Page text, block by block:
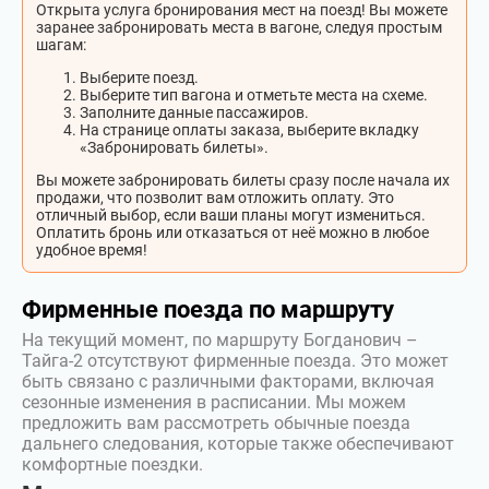
Открыта услуга бронирования мест на поезд! Вы можете
заранее забронировать места в вагоне, следуя простым
шагам:
Выберите поезд.
Выберите тип вагона и отметьте места на схеме.
Заполните данные пассажиров.
На странице оплаты заказа, выберите вкладку
«Забронировать билеты».
Вы можете забронировать билеты сразу после начала их
продажи, что позволит вам отложить оплату. Это
отличный выбор, если ваши планы могут измениться.
Оплатить бронь или отказаться от неё можно в любое
удобное время!
Фирменные поезда по маршруту
На текущий момент, по маршруту Богданович –
Тайга-2 отсутствуют фирменные поезда. Это может
быть связано с различными факторами, включая
сезонные изменения в расписании. Мы можем
предложить вам рассмотреть обычные поезда
дальнего следования, которые также обеспечивают
комфортные поездки.